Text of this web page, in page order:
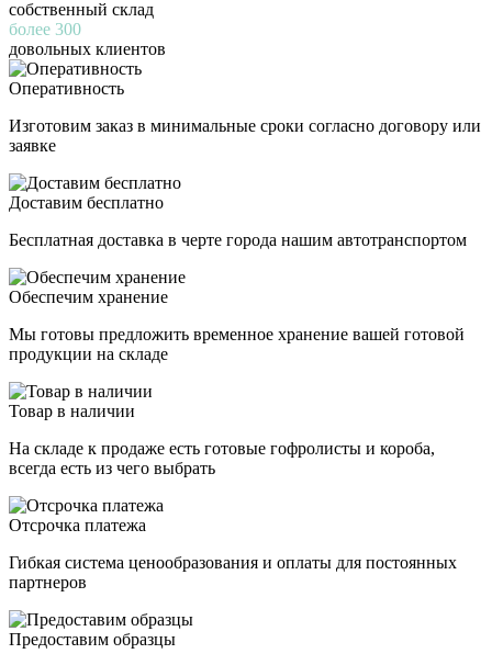
собственный склад
более 300
довольных клиентов
Оперативность
Изготовим заказ в минимальные сроки согласно договору или
заявке
Доставим бесплатно
Бесплатная доставка в черте города нашим автотранспортом
Обеспечим хранение
Мы готовы предложить временное хранение вашей готовой
продукции на складе
Товар в наличии
На складе к продаже есть готовые гофролисты и короба,
всегда есть из чего выбрать
Отсрочка платежа
Гибкая система ценообразования и оплаты для постоянных
партнеров
Предоставим образцы